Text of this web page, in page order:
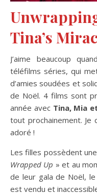
Tina’s
J’aime beaucoup
téléfilms séries, qui
d’amies soudées et
de Noël. 4 films sont
année avec Tina, Mia
tout prochainement. Je
adoré !
Les filles possèdent
Wrapped Up » et au
de leur gala de Noël, le
est vendu et